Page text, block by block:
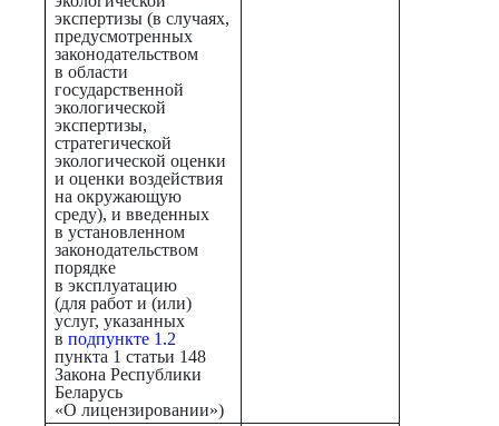
экспертизы (в случаях,
предусмотренных
законодательством
в области
государственной
экологической
экспертизы,
стратегической
экологической оценки
и оценки воздействия
на окружающую
среду), и введенных
в установленном
законодательством
порядке
в эксплуатацию
(для работ и (или)
услуг, указанных
вподпункте 1.2
пункта 1 статьи 148
Закона Республики
Беларусь
«О лицензировании»)